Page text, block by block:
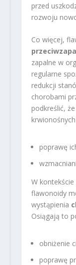
przed
rozwoju
Co więcej,
zapalne w
regularne
redukcji
chorobami
podkreślić,
poprawę
W kontekście
flawonoidy
wystąpienia
Osiągają to
obniżenie
poprawę